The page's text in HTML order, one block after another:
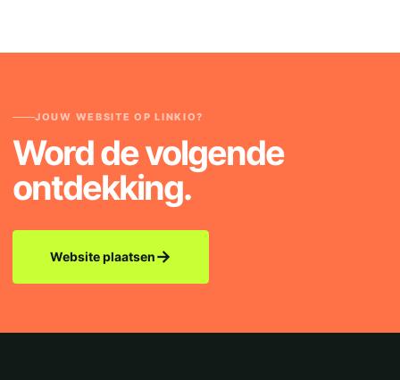
JOUW WEBSITE OP LINKIO?
Word de volgende
ontdekking.
Website plaatsen→